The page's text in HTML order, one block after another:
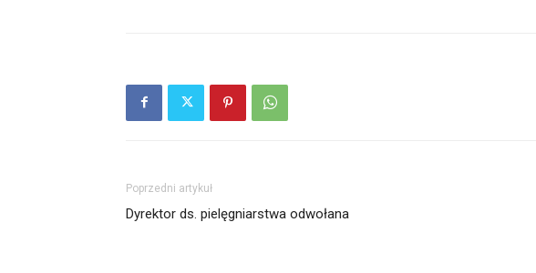
Poprzedni artykuł
Dyrektor ds. pielęgniarstwa odwołana